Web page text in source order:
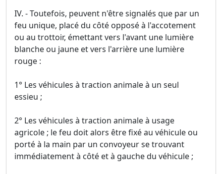
IV. - Toutefois, peuvent n'être signalés que par un
feu unique, placé du côté opposé à l'accotement
ou au trottoir, émettant vers l'avant une lumière
blanche ou jaune et vers l'arrière une lumière
rouge :
1° Les véhicules à traction animale à un seul
essieu ;
2° Les véhicules à traction animale à usage
agricole ; le feu doit alors être fixé au véhicule ou
porté à la main par un convoyeur se trouvant
immédiatement à côté et à gauche du véhicule ;